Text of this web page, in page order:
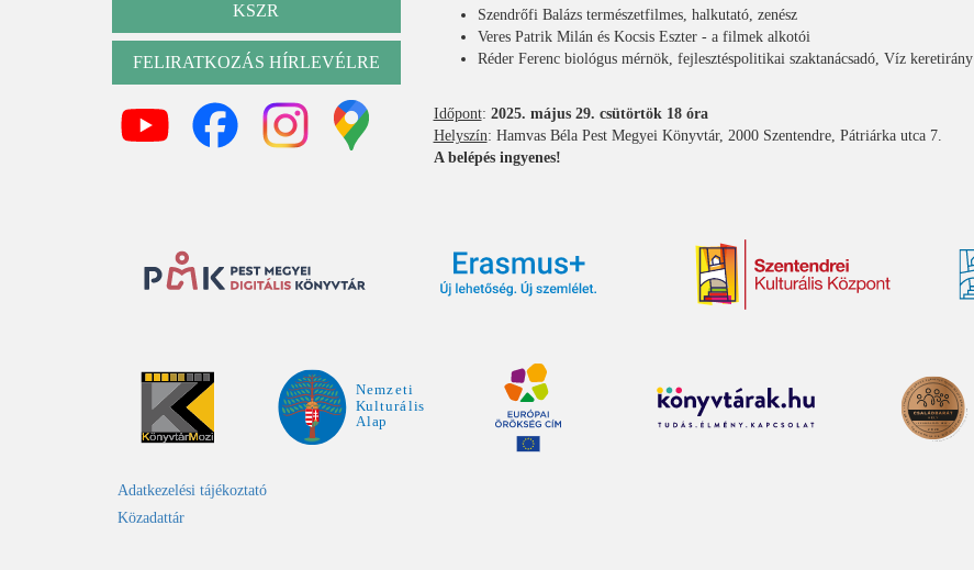
KSZR
FELIRATKOZÁS HÍRLEVÉLRE
Szendrőfi Balázs természetfilmes, halkutató, zenész
Veres Patrik Milán és Kocsis Eszter - a filmek alkotói
Réder Ferenc biológus mérnök, fejlesztéspolitikai szaktanácsadó, Víz keretirány
Időpont: 2025. május 29. csütörtök 18 óra
Helyszín: Hamvas Béla Pest Megyei Könyvtár, 2000 Szentendre, Pátriárka utca 7.
A belépés ingyenes!
Adatkezelési tájékoztató
Közadattár